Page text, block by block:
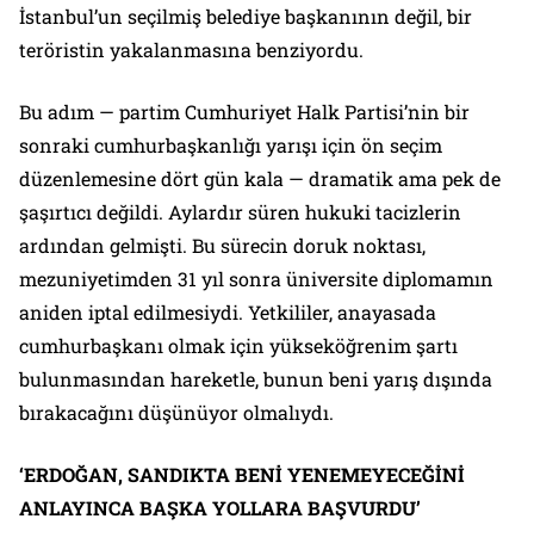
İstanbul’un seçilmiş belediye başkanının değil, bir
teröristin yakalanmasına benziyordu.
Bu adım — partim Cumhuriyet Halk Partisi’nin bir
sonraki cumhurbaşkanlığı yarışı için ön seçim
düzenlemesine dört gün kala — dramatik ama pek de
şaşırtıcı değildi. Aylardır süren hukuki tacizlerin
ardından gelmişti. Bu sürecin doruk noktası,
mezuniyetimden 31 yıl sonra üniversite diplomamın
aniden iptal edilmesiydi. Yetkililer, anayasada
cumhurbaşkanı olmak için yükseköğrenim şartı
bulunmasından hareketle, bunun beni yarış dışında
bırakacağını düşünüyor olmalıydı.
‘ERDOĞAN, SANDIKTA BENİ YENEMEYECEĞİNİ
ANLAYINCA BAŞKA YOLLARA BAŞVURDU’